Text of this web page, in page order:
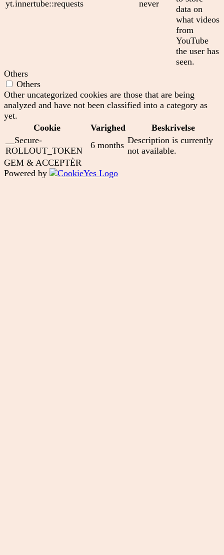
yt.innertube::requests never
data on
what videos
from
YouTube
the user has
seen.
Others
Others
Other uncategorized cookies are those that are being
analyzed and have not been classified into a category as
yet.
Cookie
Varighed
Beskrivelse
__Secure-
ROLLOUT_TOKEN
6 months Description is currently
not available.
GEM & ACCEPTÈR
Powered by